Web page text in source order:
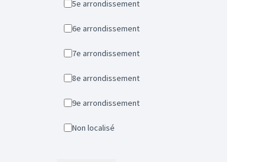
5e arrondissement
6e arrondissement
7e arrondissement
8e arrondissement
9e arrondissement
Non localisé